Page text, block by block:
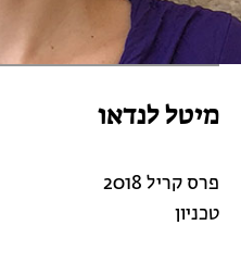
מיטל לנדאו
פרס קריל 2018
טכניון